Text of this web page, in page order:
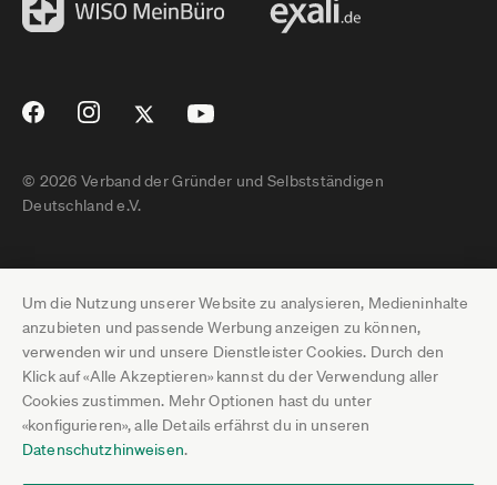
Um die Nutzung unserer Website zu analysieren, Medieninhalte
anzubieten und passende Werbung anzeigen zu können,
verwenden wir und unsere Dienstleister Cookies. Durch den
Klick auf «Alle Akzeptieren» kannst du der Verwendung aller
Cookies zustimmen. Mehr Optionen hast du unter
«konfigurieren», alle Details erfährst du in unseren
Datenschutzhinweisen.
© 2026 Verband der Gründer und Selbstständigen
Deutschland e.V.
Impressum
Datenschutz
Pressebereich
Jobs